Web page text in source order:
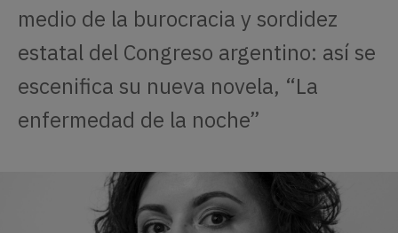
APOYANOS
ES EN
medio de la burocracia y sordidez
estatal del Congreso argentino: así se
escenifica su nueva novela, “La
enfermedad de la noche”